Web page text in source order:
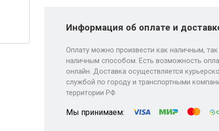
Информация об оплате и
Оплату можно произвести как наличным, так
наличным способом. Есть возможность
онлайн. Доставка осуществляется
службой по городу и транспортными
территории РФ
Мы принимаем: